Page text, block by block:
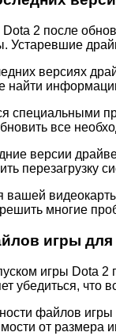
2 после
Устаревшие
версиях
найти
специальными
все
версии
перезагрузку
многие
игры
игры Dota
убедиться,
файлов
от размера